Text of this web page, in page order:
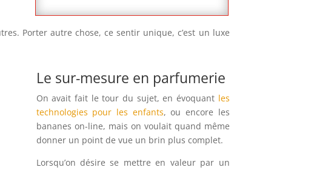
Porter autre chose, ce sentir unique, c’est un luxe
Le sur-mesure en parfumerie
On avait fait le tour du sujet, en évoquant les
technologies pour les enfants, ou encore les
bananes on-line, mais on voulait quand même
donner un point de vue un brin plus complet.
Lorsqu’on désire se mettre en valeur par un